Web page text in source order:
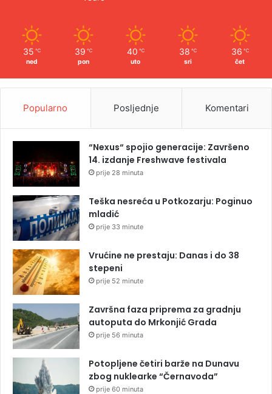
35 ℃
ned
39 ℃
pon
40 ℃
uto
38 ℃
sri
36 ℃
čet
Popularno Posljednje Komentari
“Nexus“ spojio generacije: Završeno
14. izdanje Freshwave festivala
prije 28 minuta
Teška nesreća u Potkozarju: Poginuo
mladić
prije 33 minute
Vrućine ne prestaju: Danas i do 38
stepeni
prije 52 minute
Završna faza priprema za gradnju
autoputa do Mrkonjić Grada
prije 56 minuta
Potopljene četiri barže na Dunavu
zbog nuklearke “Černavoda”
prije 60 minuta